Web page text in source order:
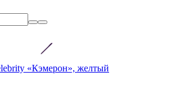
«Кэмерон», желтый